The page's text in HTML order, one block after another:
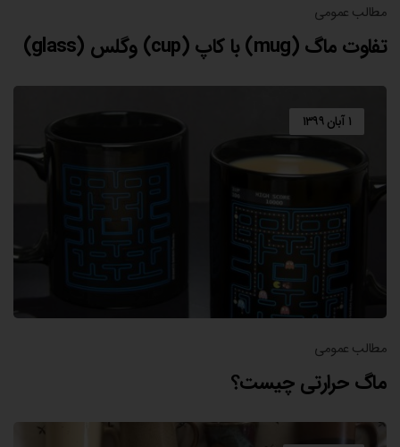
مطالب عمومی
تفاوت ماگ (mug) با کاپ (cup) وگلس (glass)
۱ آبان ۱۳۹۹
مطالب عمومی
ماگ حرارتی چیست؟